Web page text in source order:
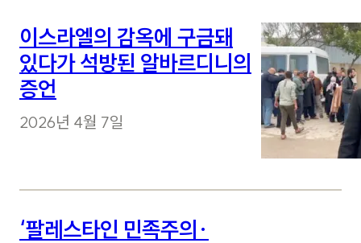
이스라엘의 감옥에 구금돼
있다가 석방된 알바르디니의
증언
2026년 4월 7일
‘팔레스타인 민족주의·